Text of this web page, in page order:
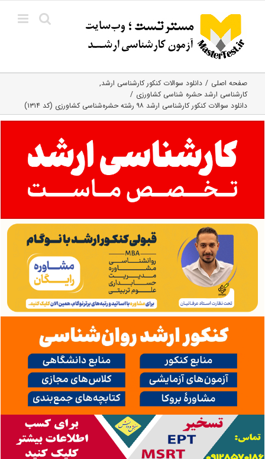
content
صفحه اصلی
دانلود سوالات کنکور کارشناسی ارشد
کارشناسی ارشد حشره‌ شناسی کشاورزی
دانلود سوالات کنکور کارشناسی ارشد ۹۸ رشته حشره‌شناسی کشاورزی (کد ۱۳۱۴)